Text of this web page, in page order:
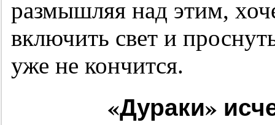
размышляя над этим,
включить свет и
уже не кончится.
«Дураки»